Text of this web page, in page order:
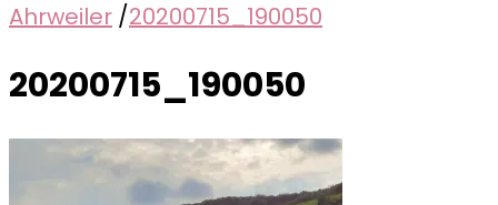
Ahrweiler /20200715_190050
20200715_190050